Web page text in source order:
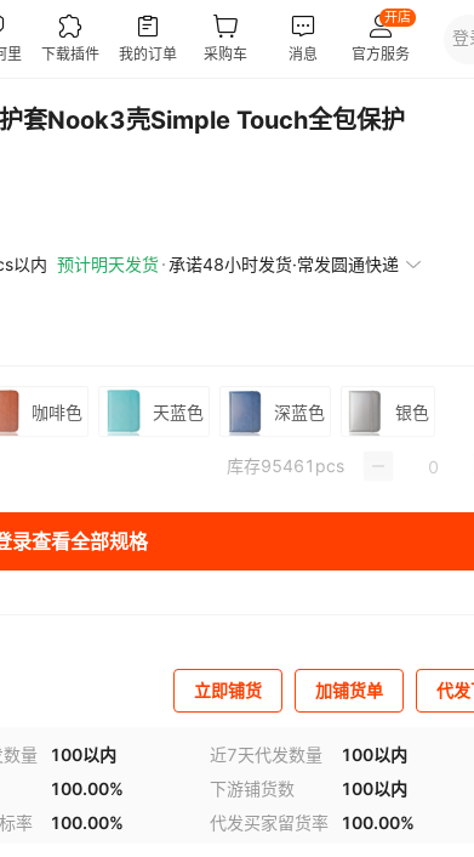
套Nook3壳Simple Touch全包保护
以内 预计明天发货 承诺48小时发货·常发圆通快递
咖啡色 天蓝色 深蓝色 银色
库存95461 pcs
录查看全部规格
立即铺货 加铺货单 代
量 100以内 近7天代发数量
100以内
100.00% 下游铺货数
100以内
率 100.00% 代发买家留货率 100.00%